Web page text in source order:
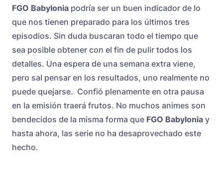
FGO Babylonia podría ser un buen indicador de lo
que nos tienen preparado para los últimos tres
episodios. Sin duda buscaran todo el tiempo que
sea posible obtener con el fin de pulir todos los
detalles. Una espera de una semana extra viene,
pero sal pensar en los resultados, uno realmente no
puede quejarse. Confió plenamente en otra pausa
en la emisión traerá frutos. No muchos animes son
bendecidos de la misma forma que FGO Babylonia y
hasta ahora, las serie no ha desaprovechado este
hecho.